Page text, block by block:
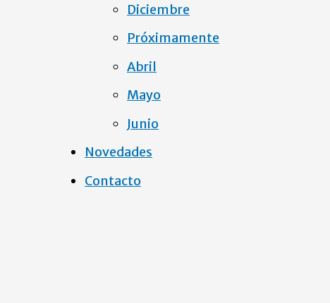
Diciembre
Próximamente
Abril
Mayo
Junio
Novedades
Contacto